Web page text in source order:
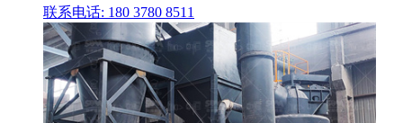
联系电话: 180 3780 8511